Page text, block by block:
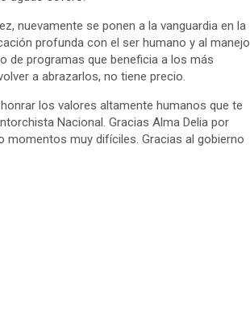
nuevamente se ponen a la vanguardia en la
profunda con el ser humano y al manejo
de programas que beneficia a los más
a abrazarlos, no tiene precio.
los valores altamente humanos que te
Nacional. Gracias Alma Delia por
muy difíciles. Gracias al gobierno